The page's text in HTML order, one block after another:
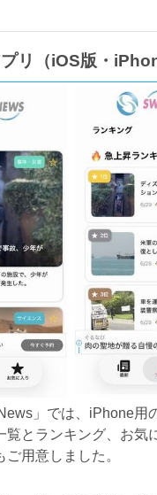
リ（iOS版・
」では、iPhone用
覧とランキング、お気
用意しました。